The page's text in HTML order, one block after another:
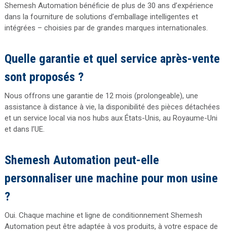
Shemesh Automation bénéficie de plus de 30 ans d’expérience
dans la fourniture de solutions d’emballage intelligentes et
intégrées – choisies par de grandes marques internationales.
Quelle garantie et quel service après-vente
sont proposés ?
Nous offrons une garantie de 12 mois (prolongeable), une
assistance à distance à vie, la disponibilité des pièces détachées
et un service local via nos hubs aux États-Unis, au Royaume-Uni
et dans l’UE.
Shemesh Automation peut-elle
personnaliser une machine pour mon usine
?
Oui. Chaque machine et ligne de conditionnement Shemesh
Automation peut être adaptée à vos produits, à votre espace de